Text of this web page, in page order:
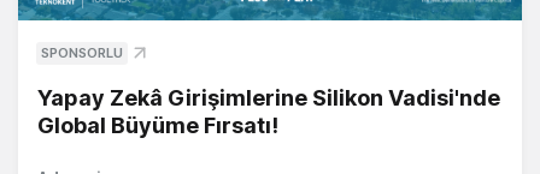
SPONSORLU
Yapay Zekâ Girişimlerine Silikon Vadisi'nde
Global Büyüme Fırsatı!